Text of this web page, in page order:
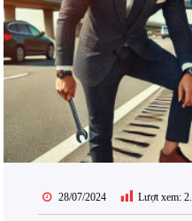
28/07/2024 Lượt xem: